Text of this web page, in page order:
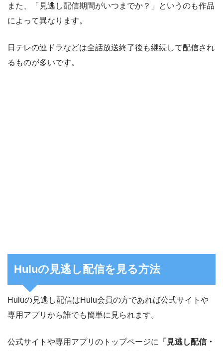
また、「見逃し配信期間がいつまでか？」というのも作品
によって異なります。
日テレの連ドラなどは全話放送終了後も継続して配信され
るものが多いです。
Huluの見逃し配信を見る方法
Huluの見逃し配信はHulu会員の方であれば公式サイトや
専用アプリから誰でも簡単に見られます。
公式サイトや専用アプリのトップページに
「見逃し配信・